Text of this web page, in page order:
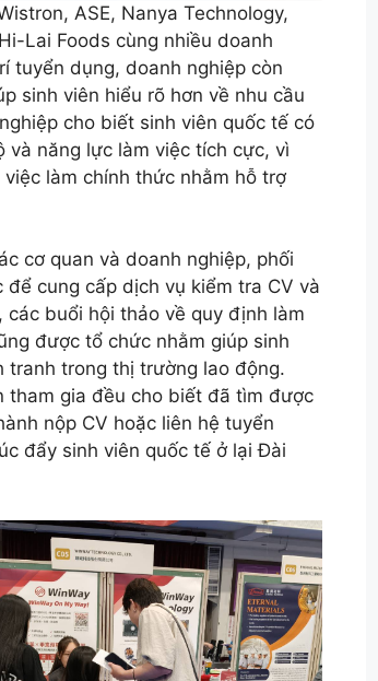
ASE, Nanya Technology,
Lai Foods cùng nhiều doanh
tuyển dụng, doanh nghiệp còn
sinh viên hiểu rõ hơn về nhu cầu
cho biết sinh viên quốc tế có
năng lực làm việc tích cực, vì
làm chính thức nhằm hỗ trợ
cơ quan và doanh nghiệp, phối
cung cấp dịch vụ kiểm tra CV và
buổi hội thảo về quy định làm
được tổ chức nhằm giúp sinh
tranh trong thị trường lao động.
tham gia đều cho biết đã tìm được
nộp CV hoặc liên hệ tuyển
đẩy sinh viên quốc tế ở lại Đài